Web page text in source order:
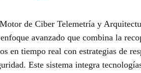
de Ciber Telemetría y
avanzado que combina la
en tiempo real con estrategias de
Este sistema integra